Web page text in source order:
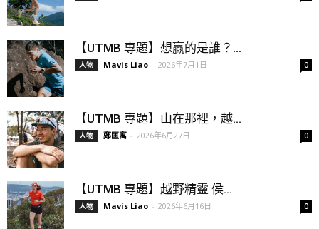
【UTMB 專題】想贏的是誰？...
人物 Mavis Liao - 2026年7月1日 0
【UTMB 專題】山在那裡，越...
人物 鄭匡寓 - 2026年6月27日 0
【UTMB 專題】越野精靈 侯...
人物 Mavis Liao - 2026年6月16日 0